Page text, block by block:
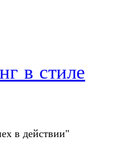
в стиле
в действии"